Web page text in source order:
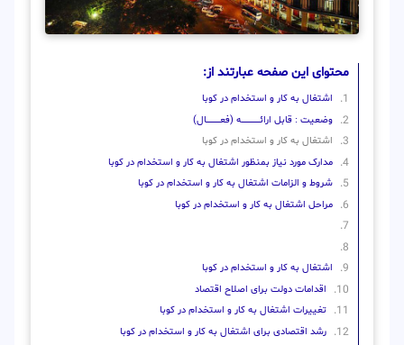
محتوای این صفحه عبارتند از:
اشتغال به کار و استخدام در کوبا
وضعیت : قابل ارائــــــــــــــــــــه (فعـــــــــــــــال)
اشتغال به کار و استخدام در کوبا
مدارک مورد نیاز بمنظور اشتغال به کار و استخدام در کوبا
شروط و الزامات اشتغال به کار و استخدام در کوبا
مراحل اشتغال به کار و استخدام در کوبا
اشتغال به کار و استخدام در کوبا
اقدامات دولت برای اصلاح اقتصاد
تغییرات اشتغال به کار و استخدام در کوبا
رشد اقتصادی برای اشتغال به کار و استخدام در کوبا